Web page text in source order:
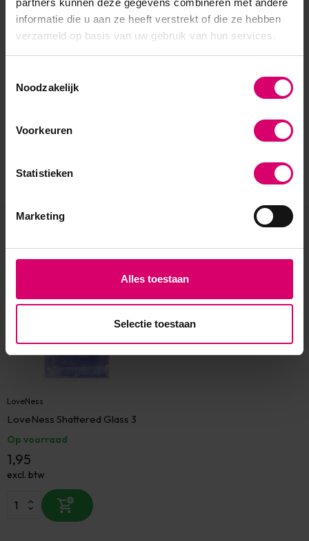
partners kunnen deze gegevens combineren met andere
informatie die u aan ze heeft verstrekt of die ze hebben
verzameld op basis van uw gebruik van hun services.
Noodzakelijk
Voorkeuren
Statistieken
Marketing
Alles toestaan
Selectie toestaan
LoveNess
LoveNess Shattered Glass 3
Op voorraad
1,95
excl. btw